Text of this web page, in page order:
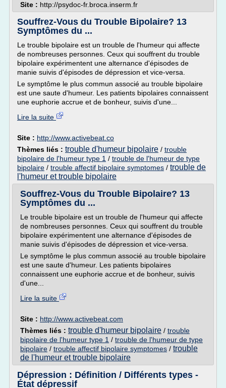
Site : http://psydoc-fr.broca.inserm.fr
Souffrez-Vous du Trouble Bipolaire? 13
Symptômes du ...
Le trouble bipolaire est un trouble de l'humeur qui affecte
de nombreuses personnes. Ceux qui souffrent du trouble
bipolaire expérimentent une alternance d'épisodes de
manie suivis d'épisodes de dépression et vice-versa.
Le symptôme le plus commun associé au trouble bipolaire
est une saute d'humeur. Les patients bipolaires connaissent
une euphorie accrue et de bonheur, suivis d'une...
Lire la suite
Site : http://www.activebeat.co
Thèmes liés : trouble d'humeur bipolaire / trouble
bipolaire de l'humeur type 1 / trouble de l'humeur de type
bipolaire / trouble affectif bipolaire symptomes / trouble de
l'humeur et trouble bipolaire
Souffrez-Vous du Trouble Bipolaire? 13
Symptômes du ...
Le trouble bipolaire est un trouble de l'humeur qui affecte
de nombreuses personnes. Ceux qui souffrent du trouble
bipolaire expérimentent une alternance d'épisodes de
manie suivis d'épisodes de dépression et vice-versa.
Le symptôme le plus commun associé au trouble bipolaire
est une saute d'humeur. Les patients bipolaires
connaissent une euphorie accrue et de bonheur, suivis
d'une...
Lire la suite
Site : http://www.activebeat.com
Thèmes liés : trouble d'humeur bipolaire / trouble
bipolaire de l'humeur type 1 / trouble de l'humeur de type
bipolaire / trouble affectif bipolaire symptomes / trouble
de l'humeur et trouble bipolaire
Dépression : Définition / Différents types -
État dépressif